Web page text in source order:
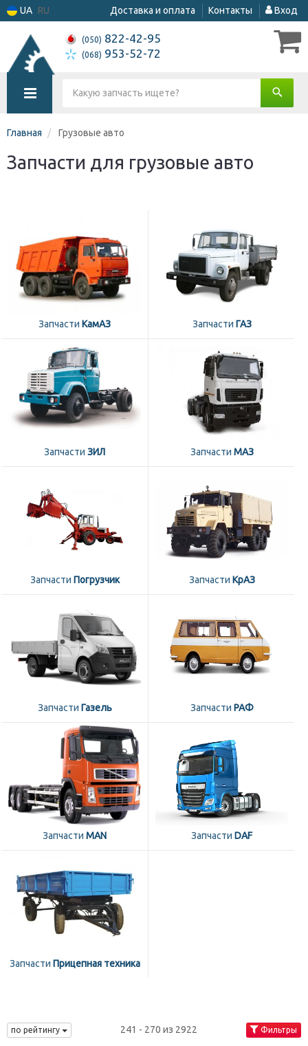
UA RU Доставка и оплата Контакты Вход
(050) 822-42-95
(068) 953-52-72
Главная Грузовые авто
Запчасти для грузовые авто
Запчасти КамАЗ Запчасти ГАЗ
Запчасти ЗИЛ Запчасти МАЗ
Запчасти Погрузчик Запчасти КрАЗ
Запчасти Газель Запчасти РАФ
Запчасти MAN Запчасти DAF
Запчасти Прицепная техника
по рейтингу 241 - 270 из 2922 Фильтры